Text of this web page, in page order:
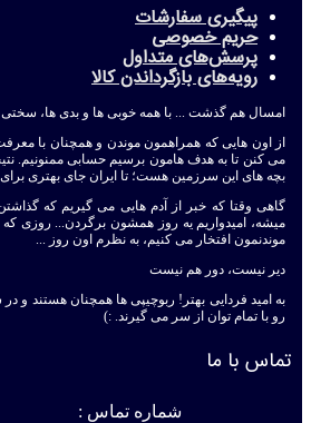
پیگیری سفارشات
حریم خصوصی
پرسش‌های متداول
رویه‌های بازگرداندن کالا
امسال هم گذشت ... با همه خوبی ها و بدی ها، سختی
از اون هایی که همراهمون موندن و همچنان با
می کنن تا به هدف هامون برسیم حسابی ممنونیم.
بچه های این سرزمین هست؛ تا ایران جای بهتری
گاهی وقتا که خبر از آدم هایی می گیریم که
میشه، امیدواریم یه روز همشون برگردن... روزی
موندنمون افتخار می کنیم، به نظرم اون روز ...
دیر نیست، دور هم نیست
رو با تمام توان از سر می گیرند. :)
تماس با ما
شماره تماس :